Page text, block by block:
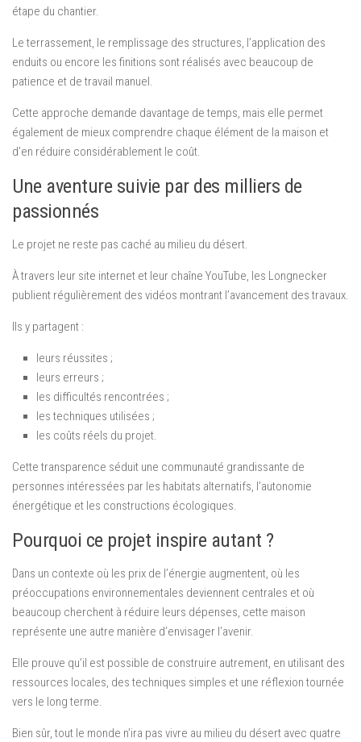
étape du chantier.
Le terrassement, le remplissage des structures, l’application des
enduits ou encore les finitions sont réalisés avec beaucoup de
patience et de travail manuel.
Cette approche demande davantage de temps, mais elle permet
également de mieux comprendre chaque élément de la maison et
d’en réduire considérablement le coût.
Une aventure suivie par des milliers de
passionnés
Le projet ne reste pas caché au milieu du désert.
À travers leur site internet et leur chaîne YouTube, les Longnecker
publient régulièrement des vidéos montrant l’avancement des travaux.
Ils y partagent :
leurs réussites ;
leurs erreurs ;
les difficultés rencontrées ;
les techniques utilisées ;
les coûts réels du projet.
Cette transparence séduit une communauté grandissante de
personnes intéressées par les habitats alternatifs, l’autonomie
énergétique et les constructions écologiques.
Pourquoi ce projet inspire autant ?
Dans un contexte où les prix de l’énergie augmentent, où les
préoccupations environnementales deviennent centrales et où
beaucoup cherchent à réduire leurs dépenses, cette maison
représente une autre manière d’envisager l’avenir.
Elle prouve qu’il est possible de construire autrement, en utilisant des
ressources locales, des techniques simples et une réflexion tournée
vers le long terme.
Bien sûr, tout le monde n’ira pas vivre au milieu du désert avec quatre